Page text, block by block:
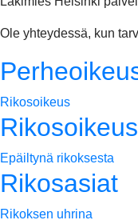
Ole yhteydessä, kun
Rikosoikeus
Rikosoikeus
Epäiltynä rikoksesta
Rikosasiat
Rikoksen uhrina